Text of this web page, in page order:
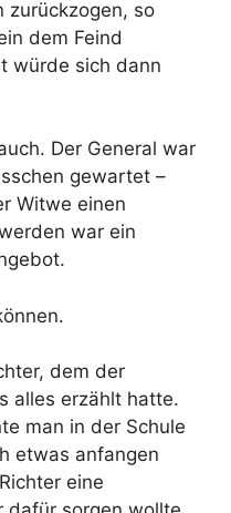
zurückzogen, so
dem Feind
würde sich dann
Der General war
gewartet –
Witwe einen
war ein
dem der
alles erzählt hatte.
man in der Schule
etwas anfangen
eine